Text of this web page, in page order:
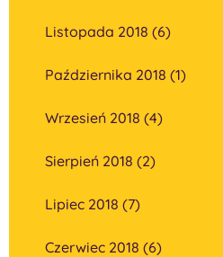
Listopada 2018 (6)
Października 2018 (1)
Wrzesień 2018 (4)
Sierpień 2018 (2)
Lipiec 2018 (7)
Czerwiec 2018 (6)